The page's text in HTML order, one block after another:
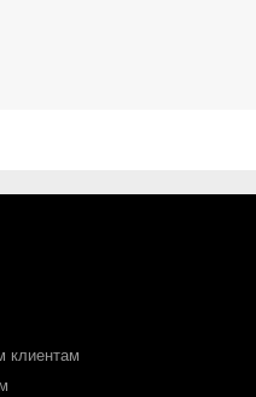
клиентам